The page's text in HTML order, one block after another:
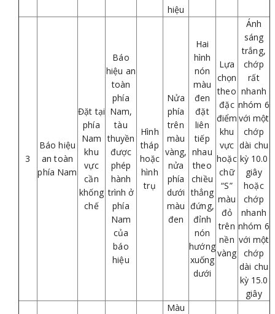
hiệu
3
Báo hiệu
an toàn
phía Nam
Đặt tại
phía
Nam
khu
vực
cần
khống
chế
Báo
hiệu an
toàn
phía
Nam,
tàu
thuyền
được
phép
hành
trình ở
phía
Nam
của
báo
hiệu
Hình
tháp
hoặc
hình
trụ
Nửa
phía
trên
màu
vàng,
nửa
phía
dưới
màu
đen
Hai
hình
nón
màu
đen
đặt
liên
tiếp
nhau
theo
chiều
thẳng
đứng,
đỉnh
nón
hướng
xuống
dưới
Lựa
chọn
theo
đặc
điểm
khu
vực
hoặc
chữ
“S”
màu
đỏ
trên
nền
vàng
Ánh
sáng
trắng,
chớp
rất
nhanh
nhóm 6
với một
chớp
dài chu
kỳ 10.0
giây
hoặc
chớp
nhanh
nhóm 6
với một
chớp
dài chu
kỳ 15.0
giây
Màu